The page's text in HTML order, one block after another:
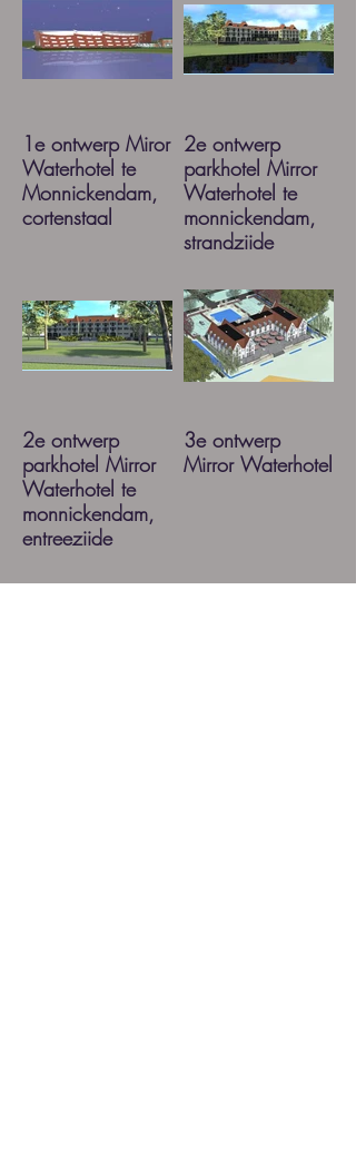
1e ontwerp Miror
Waterhotel te
Monnickendam,
cortenstaal
2e ontwerp
parkhotel Mirror
Waterhotel te
monnickendam,
strandzijde
2e ontwerp
parkhotel Mirror
Waterhotel te
monnickendam,
entreezijde
3e ontwerp
Mirror Waterhotel